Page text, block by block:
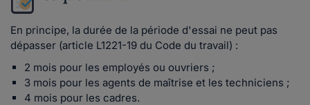
En principe, la durée de la période d'essai ne peut pas
dépasser (article L1221-19 du Code du travail) :
2 mois pour les employés ou ouvriers ;
3 mois pour les agents de maîtrise et les techniciens ;
4 mois pour les cadres.